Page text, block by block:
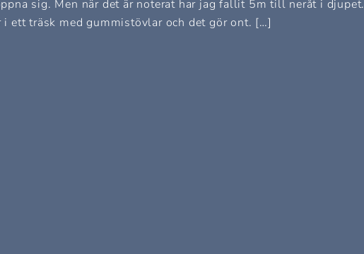
sig. Men när det är noterat har jag fallit 5m till neråt i djupet.
ett träsk med gummistövlar och det gör ont. […]